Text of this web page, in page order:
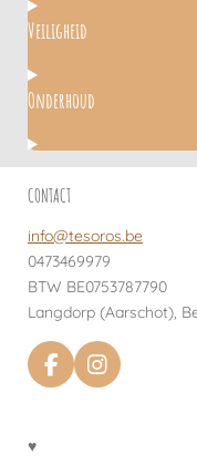
Veiligheid
Onderhoud
CONTACT
info@tesoros.be
0473469979
BTW BE0753787790
Langdorp (Aarschot),
F
a
I
n
♥